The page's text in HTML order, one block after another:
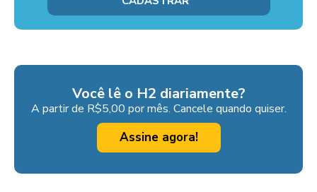
Você lê o H2 diariamente?
A partir de R$5,00 por mês. Cancele quando quiser.
Assine agora!